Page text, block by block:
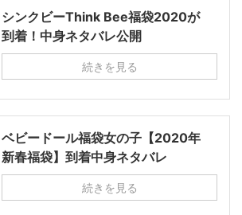
シンクビーThink Bee福袋2020が
到着！中身ネタバレ公開
続きを見る
ベビードール福袋女の子【2020年
新春福袋】到着中身ネタバレ
続きを見る